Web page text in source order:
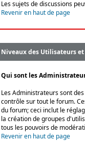
Les sujets de discussions
Revenir en haut de page
Niveaux des Utilisateurs et
Qui sont les
Les Administrateurs sont
contrôle sur tout le forum.
du forum; ceci inclut le
la création de groupes
tous les pouvoirs de
Revenir en haut de page